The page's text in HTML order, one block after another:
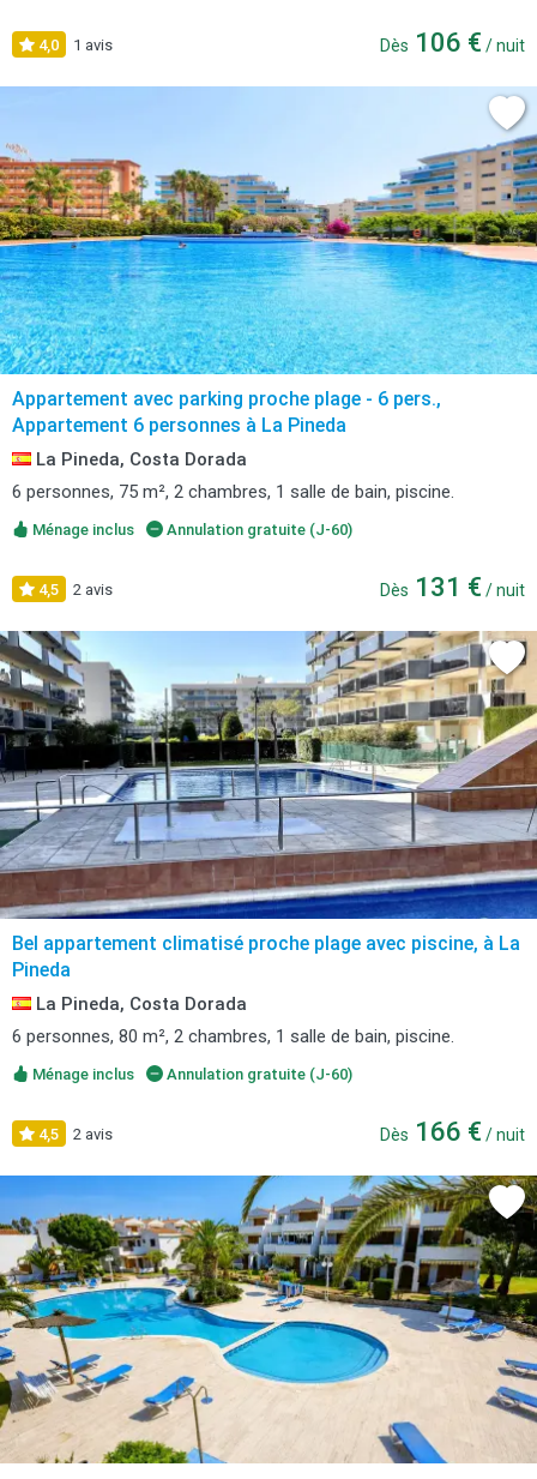
4,0 1 avis Dès 106 € / nuit
Appartement avec parking proche plage - 6 pers.,
Appartement 6 personnes à La Pineda
La Pineda, Costa Dorada
6 personnes, 75 m², 2 chambres, 1 salle de bain, piscine.
Ménage inclus Annulation gratuite (J-60)
4,5 2 avis Dès 131 € / nuit
Bel appartement climatisé proche plage avec piscine, à La
Pineda
La Pineda, Costa Dorada
6 personnes, 80 m², 2 chambres, 1 salle de bain, piscine.
Ménage inclus Annulation gratuite (J-60)
4,5 2 avis Dès 166 € / nuit